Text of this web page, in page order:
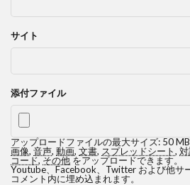
サイト
添付ファイル
アップロードファイルの最大サイズ: 50 MB
画像, 音声, 動画, 文書, スプレッドシート,
コード,その他をアップロードできます。
Youtube、Facebook、Twitter および他サ
コメント内に埋め込まれます。